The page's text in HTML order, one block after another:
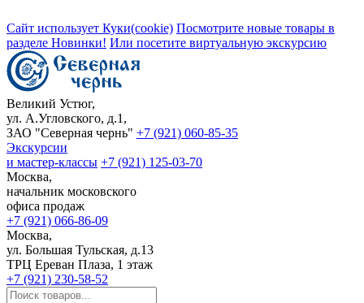
Сайт использует Куки(cookie) Посмотрите новые товары в
разделе Новинки! Или посетите виртуальную экскурсию
Великий Устюг,
ул. А.Угловского, д.1,
ЗАО "Северная чернь" +7 (921) 060-85-35
Экскурсии
и мастер-классы +7 (921) 125-03-70
Москва,
начальник московского
офиса продаж
+7 (921) 066-86-09
Москва,
ул. Большая Тульская, д.13
ТРЦ Ереван Плаза, 1 этаж
+7 (921) 230-58-52